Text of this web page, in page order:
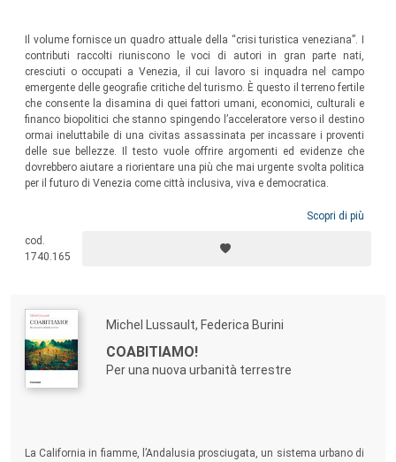
Il volume fornisce un quadro attuale della “crisi turistica veneziana”. I
contributi raccolti riuniscono le voci di autori in gran parte nati,
cresciuti o occupati a Venezia, il cui lavoro si inquadra nel campo
emergente delle geografie critiche del turismo. È questo il terreno fertile
che consente la disamina di quei fattori umani, economici, culturali e
financo biopolitici che stanno spingendo l’acceleratore verso il destino
ormai ineluttabile di una civitas assassinata per incassare i proventi
delle sue bellezze. Il testo vuole offrire argomenti ed evidenze che
dovrebbero aiutare a riorientare una più che mai urgente svolta politica
per il futuro di Venezia come città inclusiva, viva e democratica.
Scopri di più
cod.
1740.165
Michel Lussault, Federica Burini
COABITIAMO!
Per una nuova urbanità terrestre
La California in fiamme, l’Andalusia prosciugata, un sistema urbano di